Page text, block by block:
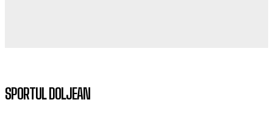
SPORTUL DOLJEAN